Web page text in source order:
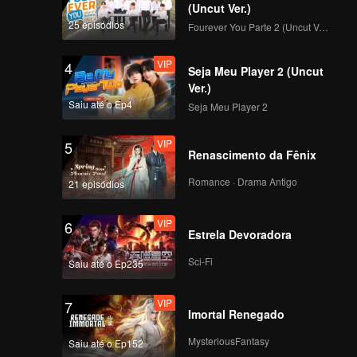
25 episódios
(Uncut Ver.)
Fourever You Parte 2 (Uncut Ver.)
4
Saiu até o Ep4
VIP
Seja Meu Player 2 (Uncut
Ver.)
Seja Meu Player 2
5
21 episódios
VIP
Renascimento da Fênix
Romance · Drama Antigo
6
Saiu até o Ep235
VIP
Estrela Devoradora
Sci-Fi
7
Saiu até o Ep152
VIP
Imortal Renegado
MysteriousFantasy